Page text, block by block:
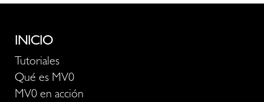
INICIO
Tutoriales
Qué es MV0
MV0 en acción